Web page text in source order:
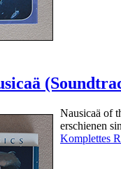
Nausicaä of
erschienen
Komplettes